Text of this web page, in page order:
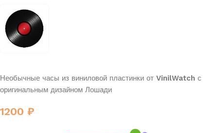
Необычные часы из виниловой пластинки от VinilWatch с
оригинальным дизайном Лошади
1200 ₽